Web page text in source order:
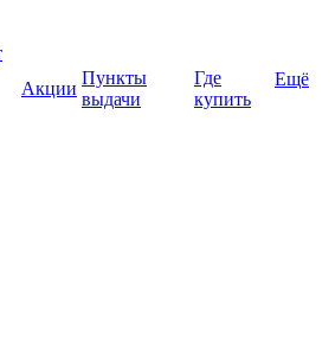
Акции
Пункты
выдачи
Где
купить
Ещё